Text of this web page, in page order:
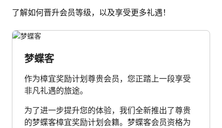
了解如何晋升会员等级，以及享受更多礼遇！
梦蝶客
作为樟宜奖励计划尊贵会员，您正踏上一段享受
非凡礼遇的旅途。 ​
为了进一步提升您的体验，我们全新推出了尊贵
的梦蝶客樟宜奖励计划会籍。梦蝶客会员资格为